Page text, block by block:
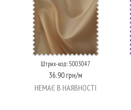
Штрих-код: 5003047
36.90 грн/м
НЕМАЄ В НАЯВНОСТІ